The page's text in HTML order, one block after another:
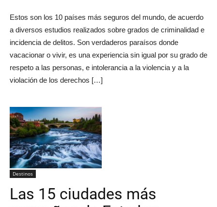
Estos son los 10 países más seguros del mundo, de acuerdo
a diversos estudios realizados sobre grados de criminalidad e
incidencia de delitos. Son verdaderos paraísos donde
vacacionar o vivir, es una experiencia sin igual por su grado de
respeto a las personas, e intolerancia a la violencia y a la
violación de los derechos […]
Destinos
Las 15 ciudades más